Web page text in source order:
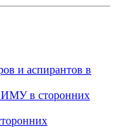
и аспирантов в
в сторонних